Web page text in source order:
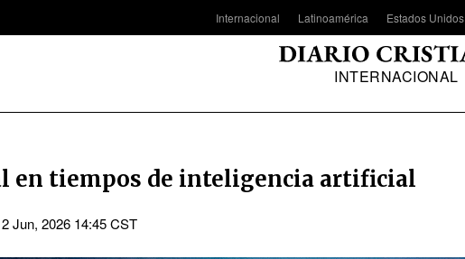
Internacional Latinoamérica Estados Unidos
INTERNACIONAL
en tiempos de inteligencia artificial
Jun, 2026 14:45 CST